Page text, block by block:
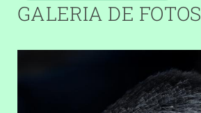
GALERIA DE FOTOS